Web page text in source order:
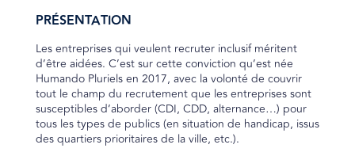
PRÉSENTATION
Les entreprises qui veulent recruter inclusif méritent
d’être aidées. C’est sur cette conviction qu’est née
Humando Pluriels en 2017, avec la volonté de couvrir
tout le champ du recrutement que les entreprises sont
susceptibles d’aborder (CDI, CDD, alternance…) pour
tous les types de publics (en situation de handicap, issus
des quartiers prioritaires de la ville, etc.).